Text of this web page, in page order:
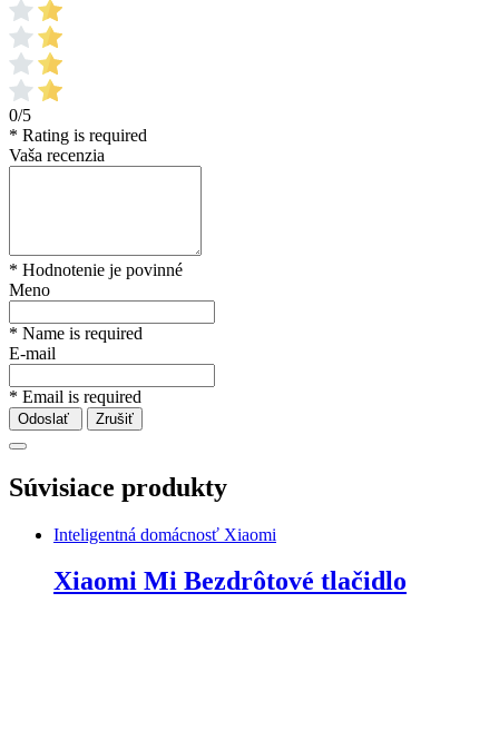
0/5
* Rating is required
Vaša recenzia
* Hodnotenie je povinné
Meno
* Name is required
E-mail
* Email is required
Odoslať Zrušiť
Súvisiace produkty
Inteligentná domácnosť Xiaomi
Xiaomi Mi Bezdrôtové tlačidlo